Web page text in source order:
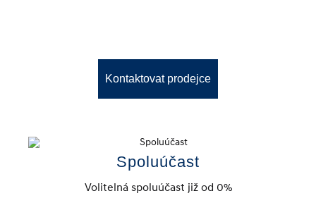
Kontaktovat prodejce
Spoluúčast
Volitelná spoluúčast již od 0%